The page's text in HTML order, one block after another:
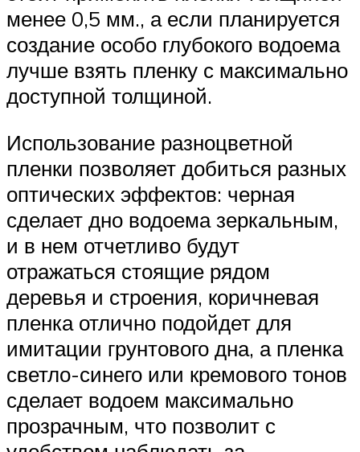
менее 0,5 мм., а если планируется
создание особо глубокого водоема
лучше взять пленку с максимально
доступной толщиной.
Использование разноцветной
пленки позволяет добиться разных
оптических эффектов: черная
сделает дно водоема зеркальным,
и в нем отчетливо будут
отражаться стоящие рядом
деревья и строения, коричневая
пленка отлично подойдет для
имитации грунтового дна, а пленка
светло-синего или кремового тонов
сделает водоем максимально
прозрачным, что позволит с